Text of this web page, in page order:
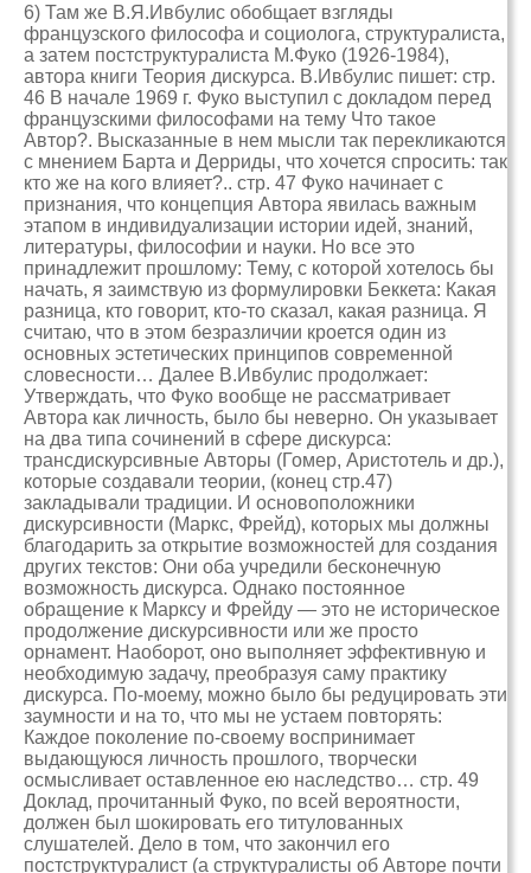
6) Там же В.Я.Ивбулис обобщает взгляды
французского философа и социолога, структуралиста,
а затем постструктуралиста М.Фуко (1926-1984),
автора книги Теория дискурса. В.Ивбулис пишет: стр.
46 В начале 1969 г. Фуко выступил с докладом перед
французскими философами на тему Что такое
Автор?. Высказанные в нем мысли так перекликаются
с мнением Барта и Дерриды, что хочется спросить: так
кто же на кого влияет?.. стр. 47 Фуко начинает с
признания, что концепция Автора явилась важным
этапом в индивидуализации истории идей, знаний,
литературы, философии и науки. Но все это
принадлежит прошлому: Тему, с которой хотелось бы
начать, я заимствую из формулировки Беккета: Какая
разница, кто говорит, кто-то сказал, какая разница. Я
считаю, что в этом безразличии кроется один из
основных эстетических принципов современной
словесности… Далее В.Ивбулис продолжает:
Утверждать, что Фуко вообще не рассматривает
Автора как личность, было бы неверно. Он указывает
на два типа сочинений в сфере дискурса:
трансдискурсивные Авторы (Гомер, Аристотель и др.),
которые создавали теории, (конец стр.47)
закладывали традиции. И основоположники
дискурсивности (Маркс, Фрейд), которых мы должны
благодарить за открытие возможностей для создания
других текстов: Они оба учредили бесконечную
возможность дискурса. Однако постоянное
обращение к Марксу и Фрейду — это не историческое
продолжение дискурсивности или же просто
орнамент. Наоборот, оно выполняет эффективную и
необходимую задачу, преобразуя саму практику
дискурса. По-моему, можно было бы редуцировать эти
заумности и на то, что мы не устаем повторять:
Каждое поколение по-своему воспринимает
выдающуюся личность прошлого, творчески
осмысливает оставленное ею наследство… стр. 49
Доклад, прочитанный Фуко, по всей вероятности,
должен был шокировать его титулованных
слушателей. Дело в том, что закончил его
постструктуралист (а структуралисты об Авторе почти